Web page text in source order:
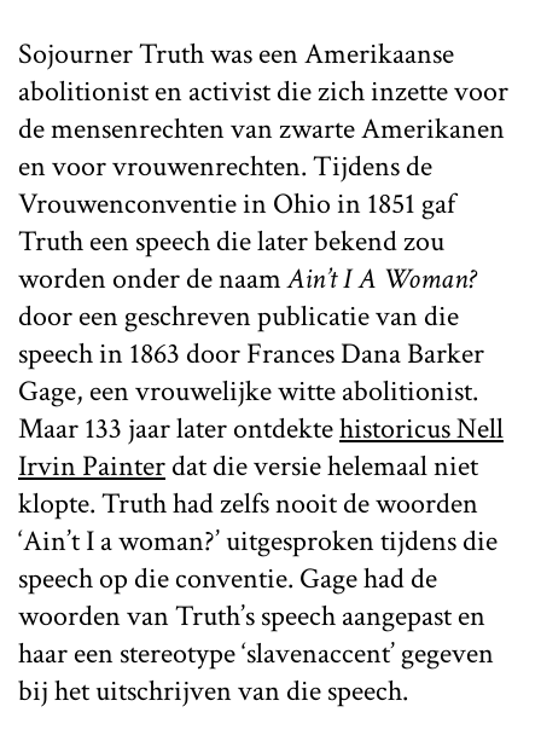
Sojourner Truth was een Amerikaanse
abolitionist en activist die zich inzette voor
de mensenrechten van zwarte Amerikanen
en voor vrouwenrechten. Tijdens de
Vrouwenconventie in Ohio in 1851 gaf
Truth een speech die later bekend zou
worden onder de naamAin’t I A Woman?
door een geschreven publicatie van die
speech in 1863 door Frances Dana Barker
Gage, een vrouwelijke witte abolitionist.
Maar 133 jaar later ontdektehistoricus Nell
Irvin Painterdat die versie helemaal niet
klopte. Truth had zelfs nooit de woorden
‘Ain’t I a woman?’ uitgesproken tijdens die
speech op die conventie. Gage had de
woorden van Truth’s speech aangepast en
haar een stereotype ‘slavenaccent’ gegeven
bij het uitschrijven van die speech.